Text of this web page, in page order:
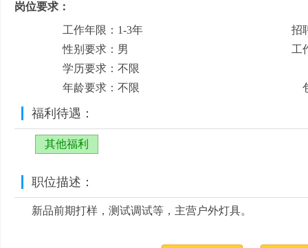
岗位要求：
工作年限：1-3年
性别要求：男
学历要求：不限
年龄要求：不限
招
工
福利待遇：
其他福利
职位描述：
新品前期打样，测试调试等，主营户外灯具。